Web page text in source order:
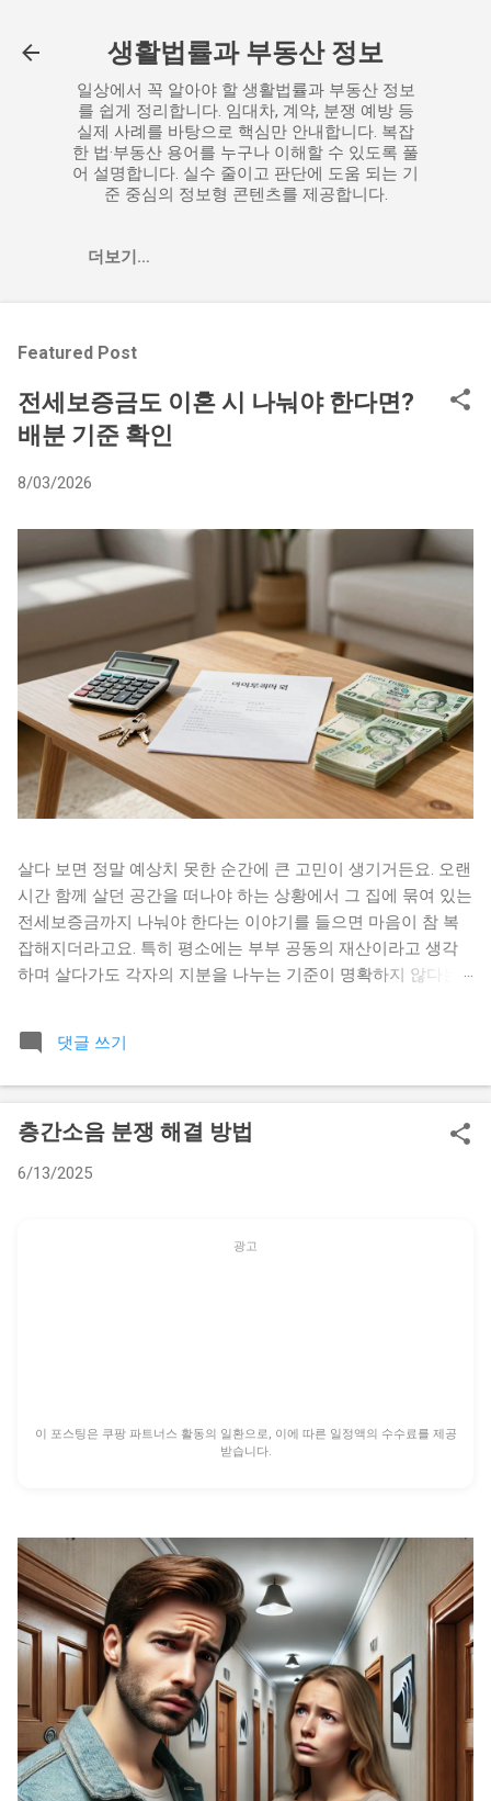
생활법률과 부동산 정보
일상에서 꼭 알아야 할 생활법률과 부동산 정보
를 쉽게 정리합니다. 임대차, 계약, 분쟁 예방 등
실제 사례를 바탕으로 핵심만 안내합니다. 복잡
한 법·부동산 용어를 누구나 이해할 수 있도록 풀
어 설명합니다. 실수 줄이고 판단에 도움 되는 기
준 중심의 정보형 콘텐츠를 제공합니다.
더보기…
Featured Post
전세보증금도 이혼 시 나눠야 한다면?
배분 기준 확인
8/03/2026
살다 보면 정말 예상치 못한 순간에 큰 고민이 생기거든요. 오랜
시간 함께 살던 공간을 떠나야 하는 상황에서 그 집에 묶여 있는
전세보증금까지 나눠야 한다는 이야기를 들으면 마음이 참 복
잡해지더라고요. 특히 평소에는 부부 공동의 재산이라고 생각
하며 살다가도 각자의 지분을 나누는 기준이 명확하지 않다는
활 관련 상담을 받으면서 가장 많이 들었던 질문 중 하나가 바로
이 전세보증금 재산분할 문제였어요. 당장 내 통장에 들어오지
주신 돈까지 나누는 게 맞는지에 대한 억울함을 토로하는 분들
이 무척 많으셨거든요. 그래서 오늘은 복잡한 법리와 판례를 최
합니다. 가장 기본적인 원칙부터 짚어보면 전세보증금은 단순
에 협력해서 형성한 재산으로 간주되고, 특별한 사정이 없는 한
할 대상일까 법원에서는 부부가 혼인 생활을 유지하면서 서로
보증금은 임대차 계약이 끝나면 현금으로 돌아오는 금전적 가
치가 있는 권리이기 때문에 충분히 재산으로 인정받습니다. 여
기서 많은 분들이 오해하는 지점이 하나 있어요. 임대차 계약의
명의자가 누구냐 하는 ...
댓글 쓰기
층간소음 분쟁 해결 방법
6/13/2025
광고
이 포스팅은 쿠팡 파트너스 활동의 일환으로, 이에 따른 일정액의 수수료를 제공
받습니다.